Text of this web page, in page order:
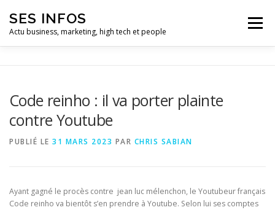
contenu
SES INFOS
Actu business, marketing, high tech et people
Menu
HIGH TECH ET INFORMATIQUE
Code reinho : il va porter plainte
contre Youtube
PUBLIÉ LE 31 MARS 2023 PAR CHRIS SABIAN
Ayant gagné le procès contre jean luc mélenchon, le Youtubeur français
Code reinho va bientôt s’en prendre à Youtube. Selon lui ses comptes